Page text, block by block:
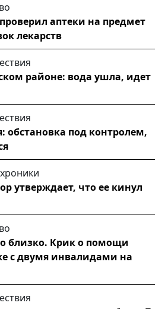
аптеки на предмет
лекарств
районе: вода ушла, идет
обстановка под контролем,
утверждает, что ее кинул
близко. Крик о помощи
с двумя инвалидами на